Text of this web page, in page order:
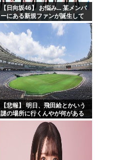
【日向坂46】 お悩み... 某メンバ
ーにある新規ファンが誕生して
いた
【悲報】 明日、飛田給とかいう
謎の場所に行くんやが何がある
んや????・・・・・・・・・